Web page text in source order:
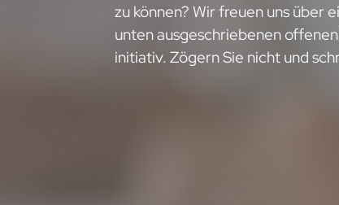
zu können? Wir freuen uns über
unten ausgeschriebenen
initiativ. Zögern Sie nicht und